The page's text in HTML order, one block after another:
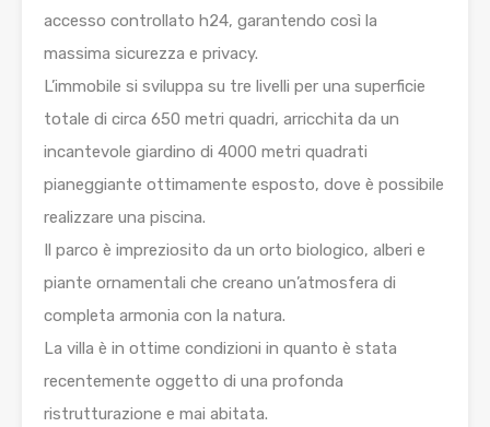
accesso controllato h24, garantendo così la
massima sicurezza e privacy.
L’immobile si sviluppa su tre livelli per una superficie
totale di circa 650 metri quadri, arricchita da un
incantevole giardino di 4000 metri quadrati
pianeggiante ottimamente esposto, dove è possibile
realizzare una piscina.
Il parco è impreziosito da un orto biologico, alberi e
piante ornamentali che creano un’atmosfera di
completa armonia con la natura.
La villa è in ottime condizioni in quanto è stata
recentemente oggetto di una profonda
ristrutturazione e mai abitata.